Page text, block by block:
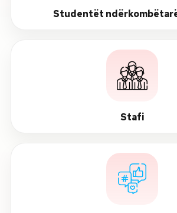
Studentët
Stafi